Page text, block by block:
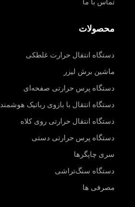
محصولات
دستگاه انتقال حرارت غلطکی
ماشین برش لیزر
دستگاه پرس حرارتی صفحه‌ای
دستگاه انتقال با بازوی رباتیک هوشمند
دستگاه انتقال حرارتی روی کلاه
دستگاه پرس حرارتی دستی
سری چاپگرها
دستگاه سنگ‌تراشی
مصرفی ها